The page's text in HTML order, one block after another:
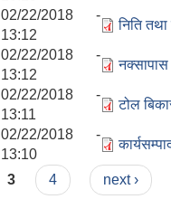
02/22/2018 -
13:12
निति
02/22/2018 -
13:12
नक्सापास
02/22/2018 -
13:11
टोल
02/22/2018 -
13:10
3 4 next ›